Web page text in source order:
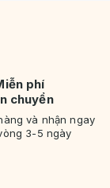
phí
chuyển
và nhận ngay
3-5 ngày